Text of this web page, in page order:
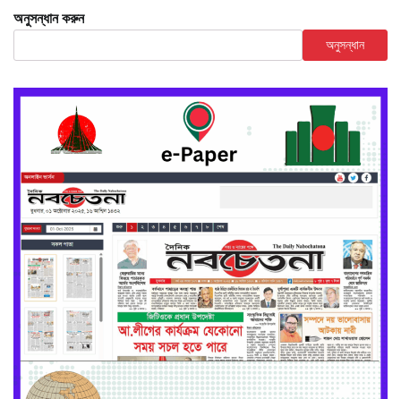
অনুসন্ধান করুন
অনুসন্ধান